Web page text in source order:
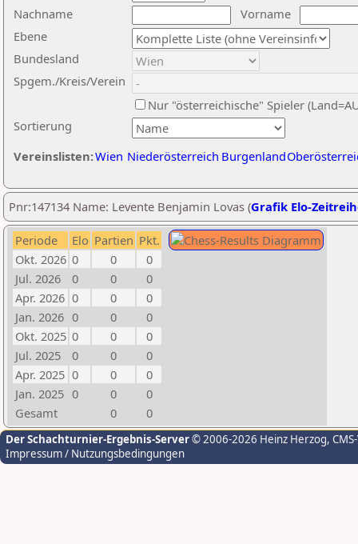
Nachname
Vorname
Ebene
Sortierung
Bundesland
Spgem./Kreis/Verein
Nur "österreichische" Spieler
Vereinslisten:Wien Niederösterreich Burgenland
Pnr:147134 Name: Levente Benjamin Lovas (Grafik Elo-
Periode Elo Partien Pkt.
Okt. 2026 0 0
0
Jul. 2026
0 0
0
Apr. 2026 0 0
0
Jan. 2026 0 0
0
Okt. 2025 0 0
0
Jul. 2025
0 0
0
Apr. 2025 0 0
0
Jan. 2025 0 0
0
Gesamt
0 0
Der Schachturnier-Ergebnis-Server© 2006-2026 Heinz Herzog,
Impressum / Nutzungsbedingungen